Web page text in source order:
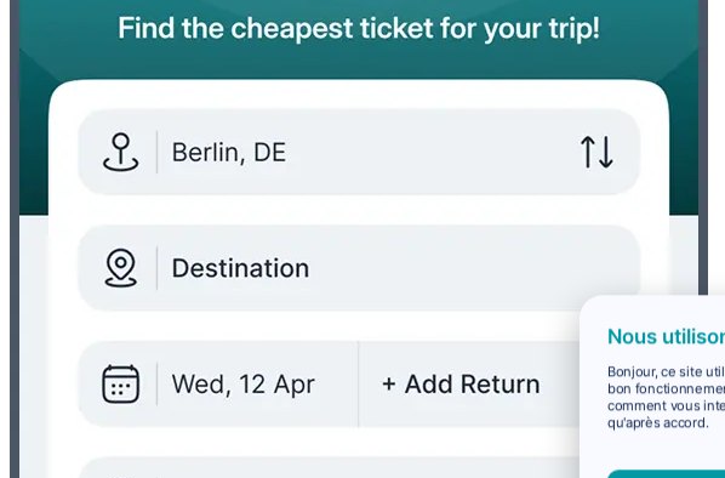
Nous
Bonjour, ce site
bon
comment vous
qu'après accord.